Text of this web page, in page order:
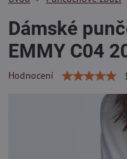
Dámské
EMMY C04
Hodnocení